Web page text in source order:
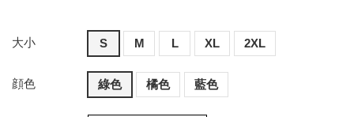
大小 S M L XL 2XL
顔色 綠色 橘色 藍色